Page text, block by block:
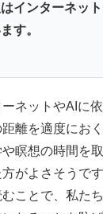
インターネッ
す。
ネットやAIに
離を適度にお
瞑想の時間を
がよさそうで
ことで、私た